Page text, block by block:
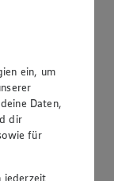
laut
ein, um
Daten,
dir
für
jederzeit